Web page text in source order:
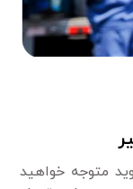
متوجه خواهید